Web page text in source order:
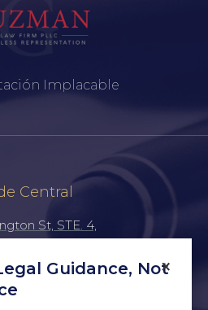
Implacable
Central
St, STE. 4,
516-7198
×
Guidance, Not